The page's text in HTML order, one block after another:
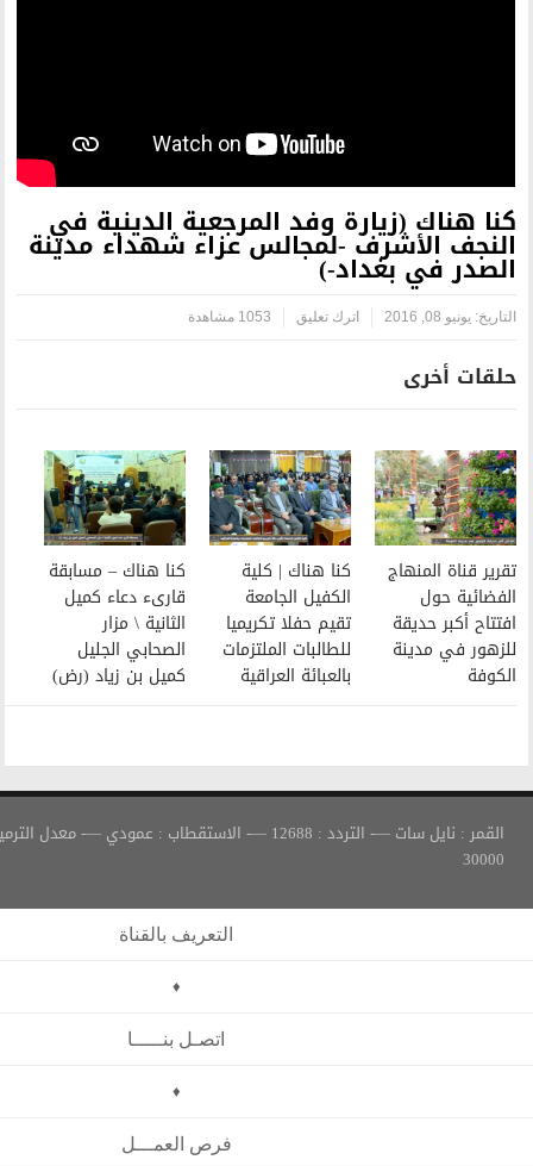
وفد المرجعية الدينية في
لمجالس عزاء شهداء مدينة
)
تعليق 1053 مشاهدة
كنا هناك | كلية
الكفيل الجامعة
تقيم حفلا تكريميا
للطالبات الملتزمات
بالعبائة العراقية
كنا هناك – مسابقة
قارىء دعاء كميل
الثانية \ مزار
الصحابي الجليل
كميل بن زياد (رض)
القمر : نايل سات —- التردد : 12688 —- الاستقطاب : عمودي —- معدل الترميز :